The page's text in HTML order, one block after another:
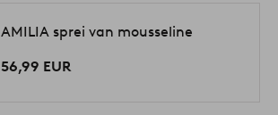
AMILIA sprei van mousseline
56,99 EUR